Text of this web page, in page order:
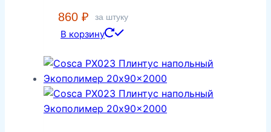
860 ₽ за штуку
В корзину